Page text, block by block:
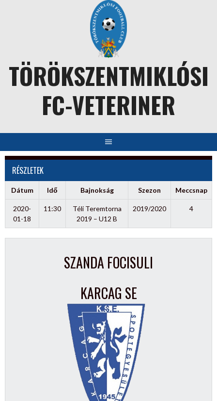
TÖRÖKSZENTMIKLÓSI
FC-VETERINER
RÉSZLETEK
Dátum Idő Bajnokság Szezon Meccsnap
2020-
01-18
11:30
Téli Teremtorna
2019 – U12 B
2019/2020 4
SZANDA FOCISULI
KARCAG SE